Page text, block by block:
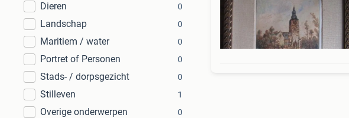
Dieren 0
Landschap 0
Maritiem / water 0
Portret of Personen 0
Stads- / dorpsgezicht 0
Stilleven 1
Overige onderwerpen 0